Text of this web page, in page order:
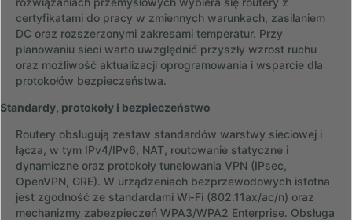
certyfikatami do pracy w zmiennych warunkach, zasilaniem
DC oraz rozszerzonymi zakresami temperatur. Przy
planowaniu sieci warto uwzględnić przyszły wzrost ruchu
oraz możliwość aktualizacji oprogramowania i wsparcie dla
protokołów bezpieczeństwa.
Standardy, protokoły i bezpieczeństwo
Routery obsługują zestaw standardów warstwy sieciowej i
łącza, w tym IPv4/IPv6, NAT, routowanie statyczne i
dynamiczne oraz protokoły tunelowania VPN (IPsec,
OpenVPN, GRE). W urządzeniach bezprzewodowych istotna
jest zgodność ze standardami Wi‑Fi (802.11ax/ac/n) oraz
mechanizmy zabezpieczeń WPA3/WPA2 Enterprise. Obsługa